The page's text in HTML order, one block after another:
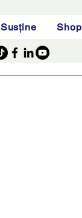
Susține Shop